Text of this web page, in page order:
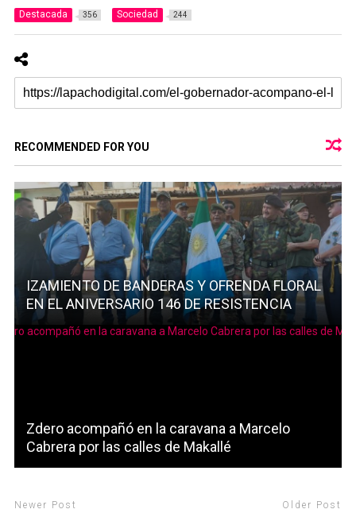
Destacada 356 Sociedad 244
RECOMMENDED FOR YOU
IZAMIENTO DE BANDERAS Y OFRENDA FLORAL
EN EL ANIVERSARIO 146 DE RESISTENCIA
Zdero acompañó en la caravana a Marcelo
Cabrera por las calles de Makallé
Newer Post Older Post